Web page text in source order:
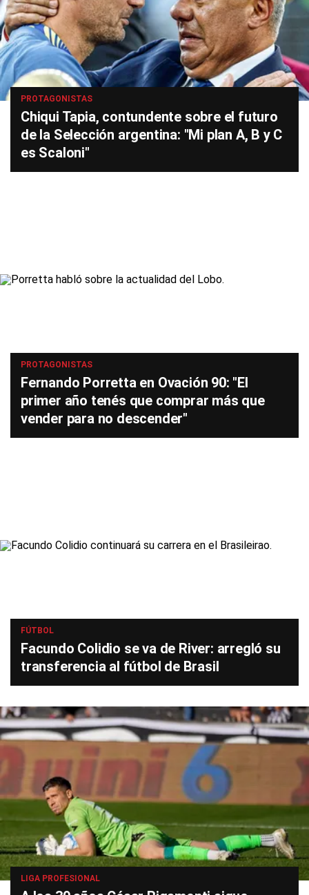
PROTAGONISTAS
Chiqui Tapia, contundente sobre el futuro
de la Selección argentina: "Mi plan A, B y C
es Scaloni"
PROTAGONISTAS
Fernando Porretta en Ovación 90: "El
primer año tenés que comprar más que
vender para no descender"
FÚTBOL
Facundo Colidio se va de River: arregló su
transferencia al fútbol de Brasil
LIGA PROFESIONAL